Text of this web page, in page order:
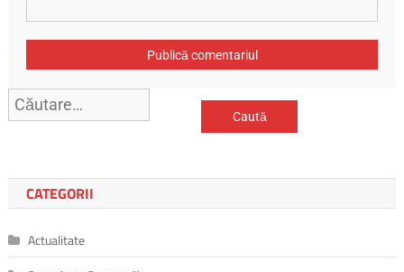
Caută
după:
CATEGORII
Actualitate